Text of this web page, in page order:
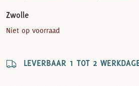
Zwolle
Niet op voorraad
LEVERBAAR 1 TOT 2